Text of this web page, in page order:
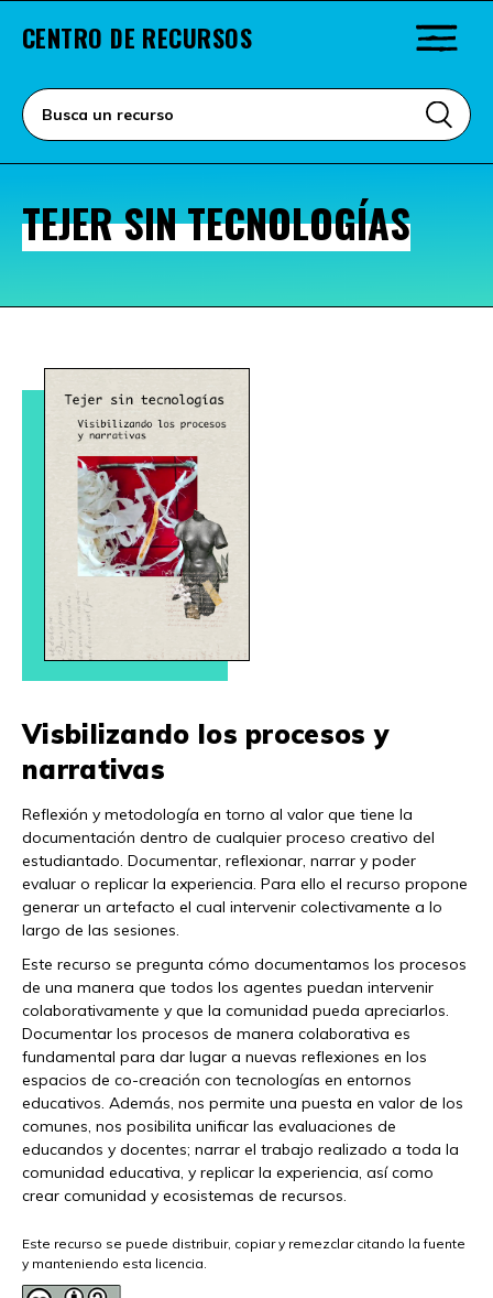
CENTRO DE RECURSOS
TEJER SIN TECNOLOGÍAS
Visbilizando los procesos y
narrativas
Reflexión y metodología en torno al valor que tiene la
documentación dentro de cualquier proceso creativo del
estudiantado. Documentar, reflexionar, narrar y poder
evaluar o replicar la experiencia. Para ello el recurso propone
generar un artefacto el cual intervenir colectivamente a lo
largo de las sesiones.
Este recurso se pregunta cómo documentamos los procesos
de una manera que todos los agentes puedan intervenir
colaborativamente y que la comunidad pueda apreciarlos.
Documentar los procesos de manera colaborativa es
fundamental para dar lugar a nuevas reflexiones en los
espacios de co-creación con tecnologías en entornos
educativos. Además, nos permite una puesta en valor de los
comunes, nos posibilita unificar las evaluaciones de
educandos y docentes; narrar el trabajo realizado a toda la
comunidad educativa, y replicar la experiencia, así como
crear comunidad y ecosistemas de recursos.
Este recurso se puede distribuir, copiar y remezclar citando la fuente
y manteniendo esta licencia.